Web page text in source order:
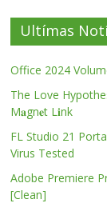
Ultímas
Office 2024
The Love
M𝐚gn𝐞t L𝐢nk
FL Studio 21
Virus Tested
Adobe Premiere
[Clean]